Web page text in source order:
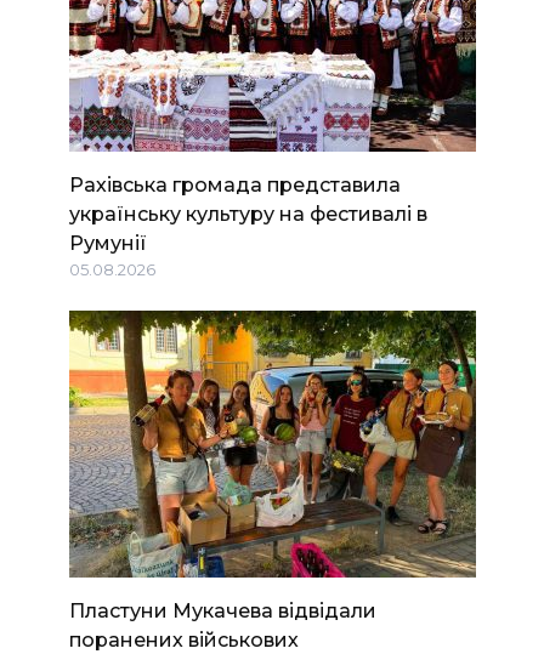
Рахівська громада представила
українську культуру на фестивалі в
Румунії
05.08.2026
Пластуни Мукачева відвідали
поранених військових